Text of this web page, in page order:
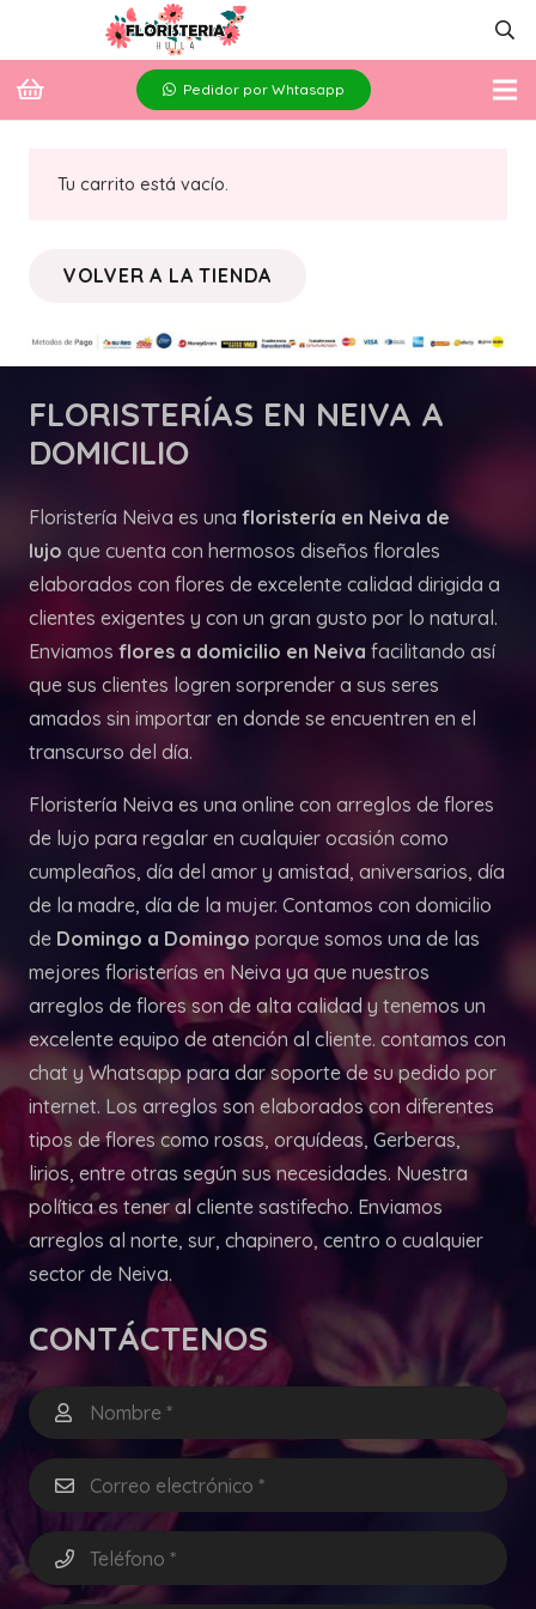
Pedidor por Whtasapp
Tu carrito está vacío.
VOLVER A LA TIENDA
FLORISTERÍAS EN NEIVA A
DOMICILIO
Floristería Neiva es una floristería en Neiva de
lujo que cuenta con hermosos diseños florales
elaborados con flores de excelente calidad dirigida a
clientes exigentes y con un gran gusto por lo natural.
Enviamos flores a domicilio en Neiva facilitando así
que sus clientes logren sorprender a sus seres
amados sin importar en donde se encuentren en el
transcurso del día.
Floristería Neiva es una online con arreglos de flores
de lujo para regalar en cualquier ocasión como
cumpleaños, día del amor y amistad, aniversarios, día
de la madre, día de la mujer. Contamos con domicilio
de Domingo a Domingo porque somos una de las
mejores floristerías en Neiva ya que nuestros
arreglos de flores son de alta calidad y tenemos un
excelente equipo de atención al cliente. contamos con
chat y Whatsapp para dar soporte de su pedido por
internet. Los arreglos son elaborados con diferentes
tipos de flores como rosas, orquídeas, Gerberas,
lirios, entre otras según sus necesidades. Nuestra
política es tener al cliente sastifecho. Enviamos
arreglos al norte, sur, chapinero, centro o cualquier
sector de Neiva.
CONTÁCTENOS